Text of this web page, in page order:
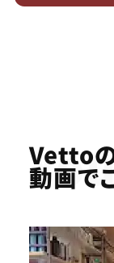
Vetto
動画で